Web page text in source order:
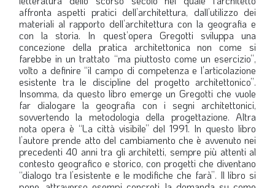
affronta aspetti pratici dell’architettura, dall’utilizzo dei
materiali al rapporto dell’architettura con la geografia e
con la storia. In quest’opera Gregotti sviluppa una
concezione della pratica architettonica non come si
farebbe in un trattato “ma piuttosto come un esercizio”,
volto a definire “il campo di competenza e l’articolazione
esistente tra le discipline del progetto architettonico”.
Insomma, da questo libro emerge un Gregotti che vuole
far dialogare la geografia con i segni architettonici,
sovvertendo la metodologia della progettazione. Altra
nota opera è “La città visibile” del 1991. In questo libro
l’autore prende atto del cambiamento che è avvenuto nei
precedenti 40 anni tra gli architetti, sempre più attenti al
contesto geografico e storico, con progetti che diventano
“dialogo tra l’esistente e le modifiche che farà”. Il libro si